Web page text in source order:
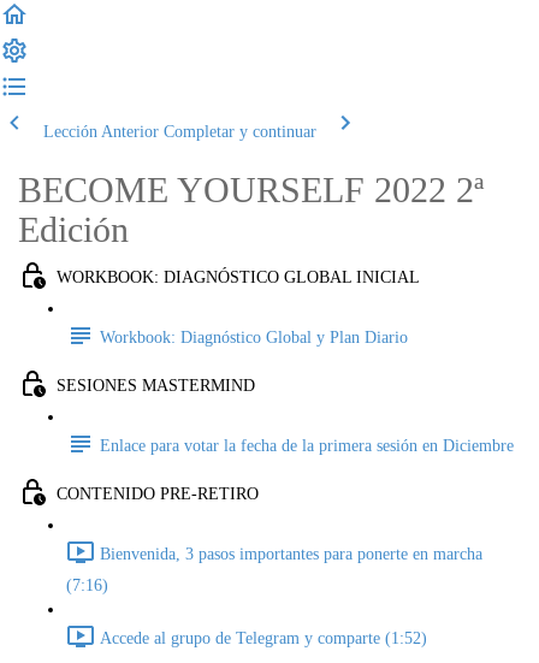
Lección Anterior Completar y continuar
BECOME YOURSELF 2022 2ª
Edición
WORKBOOK: DIAGNÓSTICO GLOBAL INICIAL
Workbook: Diagnóstico Global y Plan Diario
SESIONES MASTERMIND
Enlace para votar la fecha de la primera sesión en Diciembre
CONTENIDO PRE-RETIRO
Bienvenida, 3 pasos importantes para ponerte en marcha
(7:16)
Accede al grupo de Telegram y comparte (1:52)